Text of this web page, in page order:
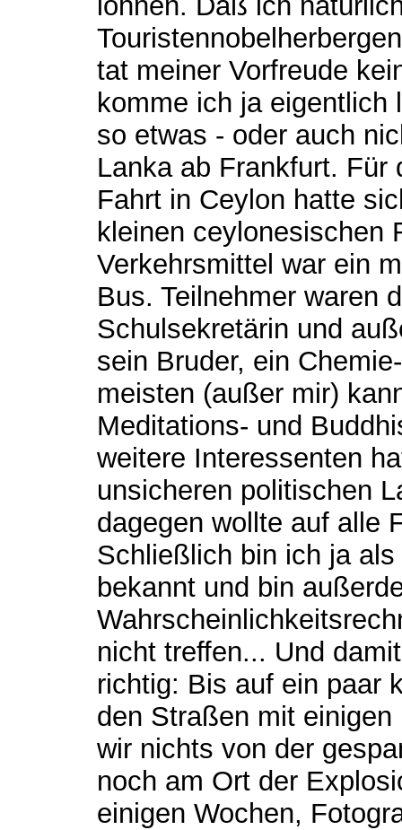
tat meiner Vorfreude
komme ich ja eigentlich
so etwas - oder auch
Lanka ab Frankfurt. Für
Fahrt in Ceylon hatte
kleinen ceylonesischen
Verkehrsmittel war ein
Bus. Teilnehmer waren
Schulsekretärin und
sein Bruder, ein
meisten (außer mir)
Meditations- und
weitere Interessenten
unsicheren politischen
dagegen wollte auf alle
Schließlich bin ich ja
bekannt und bin
nicht treffen... Und
richtig: Bis auf ein paar
den Straßen mit
wir nichts von der
noch am Ort der
einigen Wochen,